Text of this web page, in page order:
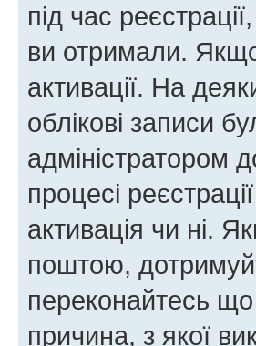
під час
ви отримали.
активації. На
облікові записи
адміністратором
процесі
активація чи ні.
поштою,
переконайтесь
причина, з якої